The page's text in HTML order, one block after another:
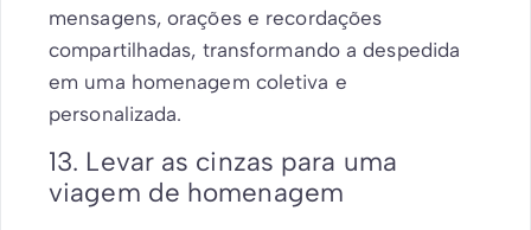
mensagens, orações e recordações
compartilhadas, transformando a despedida
em uma homenagem coletiva e
personalizada.
13. Levar as cinzas para uma
viagem de homenagem